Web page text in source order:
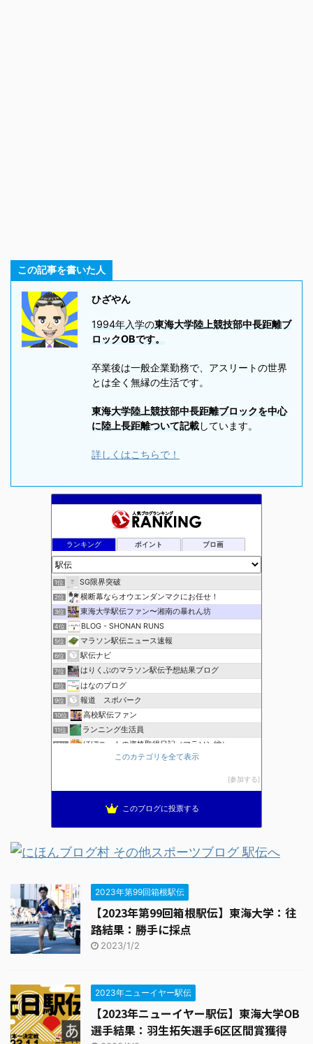
この記事を書いた人
ひざやん
1994年入学の東海大学陸上競技部中長距離ブ
ロックOBです。
卒業後は一般企業勤務で、アスリートの世界
とは全く無縁の生活です。
東海大学陸上競技部中長距離ブロックを中心
に陸上長距離ついて記載しています。
詳しくはこちらで！
ランキング ポイント ブロ画
1位 SG限界突破
2位 横断幕ならオウエンダンマクにお任せ！
3位 東海大学駅伝ファン〜湘南の暴れん坊
4位 BLOG - SHONAN RUNS
5位 マラソン駅伝ニュース速報
6位 駅伝ナビ
7位 はりくぶのマラソン駅伝予想結果ブログ
8位 はなのブログ
9位 報道 スポパーク
10位 高校駅伝ファン
11位 ランニング生活員
12位 ほぼニートの資格取得日記（マラソン編）
ブレインランナーズのマラソン日記
このカテゴリを全て表示
参加する
このブログに投票する
2023年第99回箱根駅伝
【2023年第99回箱根駅伝】東海大学：往
路結果：勝手に採点
2023/1/2
2023年ニューイヤー駅伝
【2023年ニューイヤー駅伝】東海大学OB
選手結果：羽生拓矢選手6区区間賞獲得